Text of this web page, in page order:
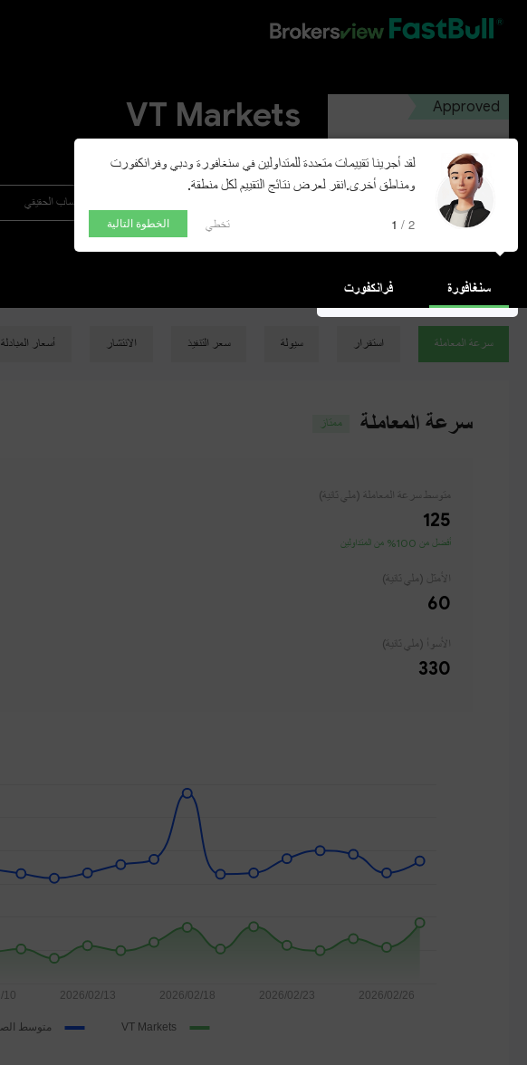
Approved
VT Markets
VT Markets (PTY) LTD
فتح الحساب الحقيقي
سنغافورة فرانكفورت
سرعة المعاملة استقرار سيولة سعر التنفيذ الانتشار أسعار المبادلة
سرعة المعاملة ممتاز
متوسط ​​سرعة المعاملة (ملي ثانية)
125
أفضل من 100% من المتداولين
الأمثل (ملي ثانية)
60
الأسوأ (ملي ثانية)
330
لقد أجرينا تقييمات متعددة للمتداولين في سنغافورة ودبي وفرانكفورت
ومناطق أخرى.انقر لعرض نتائج التقييم لكل منطقة.
1 / 2 تخطي الخطوة التالية